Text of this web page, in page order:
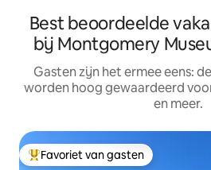
Best beoordeelde
bij Montgomery
Gasten zijn het ermee eens:
worden hoog gewaardeerd
en meer.
Topfavoriet van gasten
Favoriet van gasten